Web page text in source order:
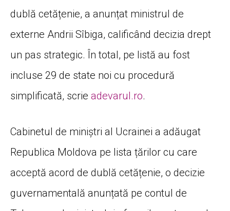
dublă cetățenie, a anunțat ministrul de
externe Andrii Sîbiga, calificând decizia drept
un pas strategic. În total, pe listă au fost
incluse 29 de state noi cu procedură
simplificată, scrie adevarul.ro.
Cabinetul de miniștri al Ucrainei a adăugat
Republica Moldova pe lista țărilor cu care
acceptă acord de dublă cetățenie, o decizie
guvernamentală anunțată pe contul de